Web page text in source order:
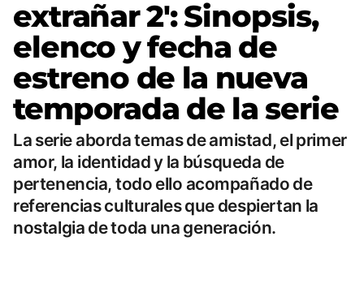
extrañar 2': Sinopsis,
elenco y fecha de
estreno de la nueva
temporada de la serie
La serie aborda temas de amistad, el primer
amor, la identidad y la búsqueda de
pertenencia, todo ello acompañado de
referencias culturales que despiertan la
nostalgia de toda una generación.